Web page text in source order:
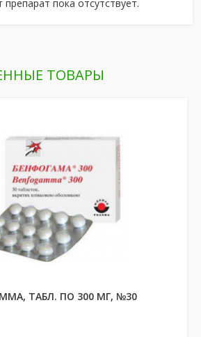
препарат пока отсутствует.
ТОВАРЫ
ТАБЛ. ПО 300 МГ, №30